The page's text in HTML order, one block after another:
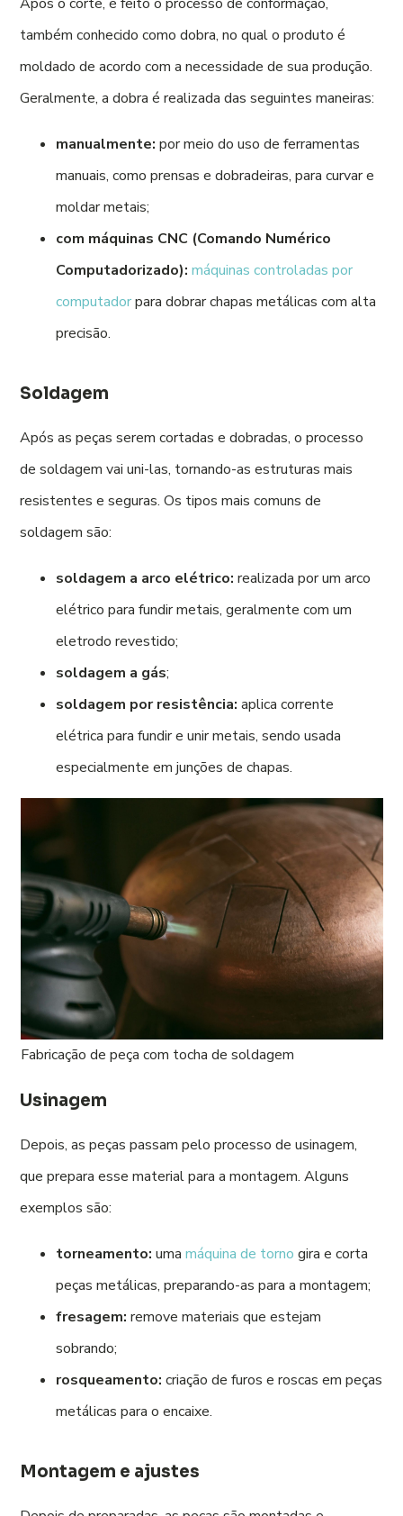
também conhecido como dobra, no qual o produto é
moldado de acordo com a necessidade de sua produção.
Geralmente, a dobra é realizada das seguintes maneiras:
manualmente:por meio do uso de ferramentas
manuais, como prensas e dobradeiras, para curvar e
moldar metais;
com máquinas CNC (Comando Numérico
Computadorizado):máquinas controladas por
computadorpara dobrar chapas metálicas com alta
precisão.
Soldagem
Após as peças serem cortadas e dobradas, o processo
de soldagem vai uni-las, tornando-as estruturas mais
resistentes e seguras. Os tipos mais comuns de
soldagem são:
soldagem a arco elétrico:realizada por um arco
elétrico para fundir metais, geralmente com um
eletrodo revestido;
soldagem a gás;
soldagem por resistência:aplica corrente
elétrica para fundir e unir metais, sendo usada
especialmente em junções de chapas.
Fabricação de peça com tocha de soldagem
Usinagem
Depois, as peças passam pelo processo de usinagem,
que prepara esse material para a montagem. Alguns
exemplos são:
torneamento:umamáquina de torno gira e corta
peças metálicas, preparando-as para a montagem;
fresagem:remove materiais que estejam
sobrando;
rosqueamento:criação de furos e roscas em peças
metálicas para o encaixe.
Montagem e ajustes